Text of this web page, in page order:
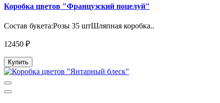
Коробка цветов "Французский поцелуй"
Состав букета:Розы 35 штШляпная коробка..
12450 ₽
Купить